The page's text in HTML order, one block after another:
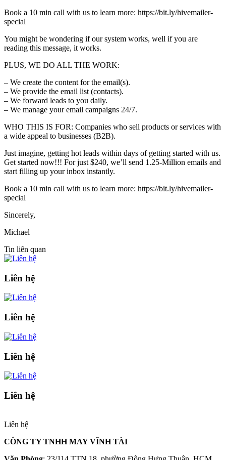
Book a 10 min call with us to learn more: https://bit.ly/hivemailer-
special
You might be wondering if our system works, well if you are
reading this message, it works.
PLUS, WE DO ALL THE WORK:
– We create the content for the email(s).
– We provide the email list (contacts).
– We forward leads to you daily.
– We manage your email campaigns 24/7.
WHO THIS IS FOR: Companies who sell products or services with
a wide appeal to businesses (B2B).
Just imagine, getting hot leads within days of getting started with us.
Get started now!!! For just $240, we’ll send 1.25-Million emails and
start filling up your inbox instantly.
Book a 10 min call with us to learn more: https://bit.ly/hivemailer-
special
Sincerely,
Michael
Tin liên quan
Liên hệ
Liên hệ
Liên hệ
Liên hệ
Liên hệ
CÔNG TY TNHH MAY VĨNH TÀI